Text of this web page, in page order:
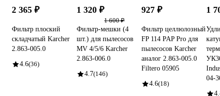
2 365 ₽
Фильтр плоский
складчатый Karcher
2.863-005.0
4.6(36)
1 320 ₽
1 600 ₽
Фильтр-мешки (4
шт.) для пылесосов
MV 4/5/6 Karcher
2.863-006.0
4.7(146)
927 ₽
Фильтр целлюлозный
FP 114 PAP Pro для
пылесосов Karcher
аналог 2.863-005.0
Filtero 05905
4.6(18)
1
04-